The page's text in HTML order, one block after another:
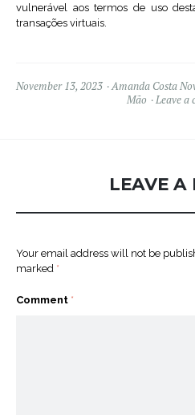
vulnerável aos termos de uso
transações virtuais.
November 13, 2023 Amanda Costa
Mão
Leave a
LEAVE A
Your email address will not be
marked *
Comment *